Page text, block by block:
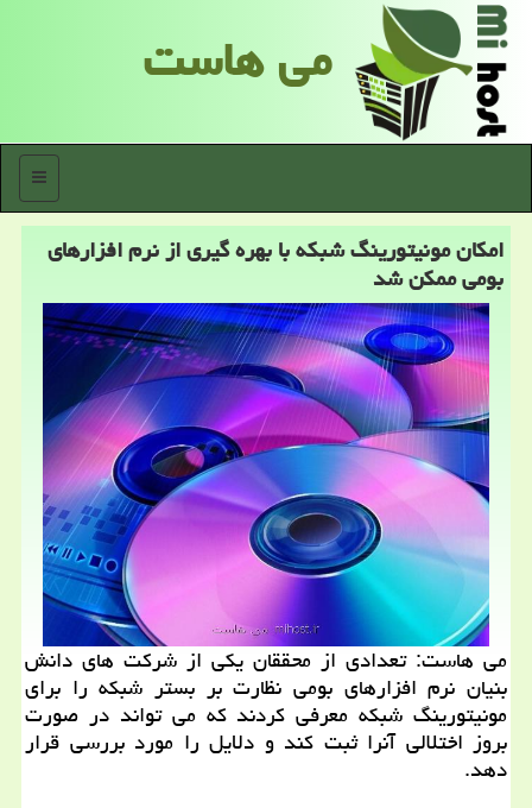
می هاست
منو
امكان مونیتورینگ شبكه با بهره گیری از نرم افزارهای
بومی ممكن شد
می هاست: تعدادی از محققان یكی از شركت های دانش
بنیان نرم افزارهای بومی نظارت بر بستر شبكه را برای
مونیتورینگ شبكه معرفی كردند كه می تواند در صورت
بروز اختلالی آنرا ثبت كند و دلایل را مورد بررسی قرار
دهد.